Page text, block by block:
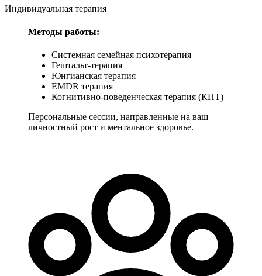
Индивидуальная терапия
Методы работы:
Системная семейная психотерапия
Гештальт-терапия
Юнгианская терапия
EMDR терапия
Когнитивно-поведенческая терапия (КПТ)
Персональные сессии, направленные на ваш
личностный рост и ментальное здоровье.